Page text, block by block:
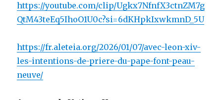
https://youtube.com/clip/Ugkx7NfnfX3ctnZM7g
QtM43teEq5IhoO1U0c?si=6dKHpkIxwkmnD_5U
https://fr.aleteia.org/2026/01/07/avec-leon-xiv-
les-intentions-de-priere-du-pape-font-peau-
neuve/